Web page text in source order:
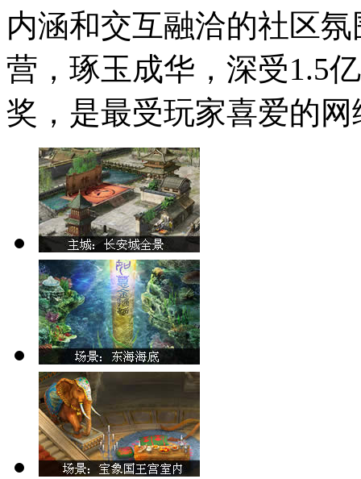
内涵和交互融洽的社区
营，琢玉成华，深受1.5
奖，是最受玩家喜爱的